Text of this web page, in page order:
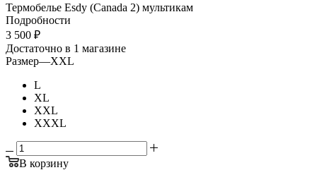
Термобелье Esdy (Canada 2) мультикам
Подробности
3 500 ₽
Достаточно в 1 магазине
Размер—XXL
L
XL
XXL
XXXL
В корзину